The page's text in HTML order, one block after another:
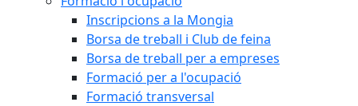
Inscripcions a la Mongia
Borsa de treball i Club de feina
Borsa de treball per a empreses
Formació per a l'ocupació
Formació transversal